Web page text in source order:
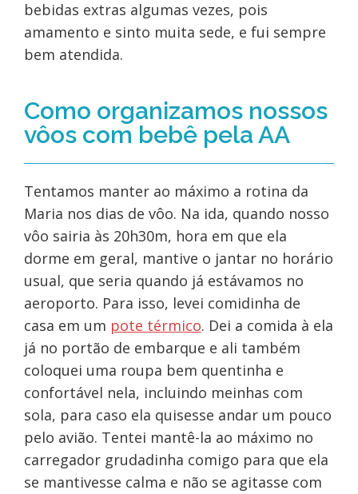
bebidas extras algumas vezes, pois
amamento e sinto muita sede, e fui sempre
bem atendida.
Como organizamos nossos
vôos com bebê pela AA
Tentamos manter ao máximo a rotina da
Maria nos dias de vôo. Na ida, quando nosso
vôo sairia às 20h30m, hora em que ela
dorme em geral, mantive o jantar no horário
usual, que seria quando já estávamos no
aeroporto. Para isso, levei comidinha de
casa em um pote térmico. Dei a comida à ela
já no portão de embarque e ali também
coloquei uma roupa bem quentinha e
confortável nela, incluindo meinhas com
sola, para caso ela quisesse andar um pouco
pelo avião. Tentei mantê-la ao máximo no
carregador grudadinha comigo para que ela
se mantivesse calma e não se agitasse com